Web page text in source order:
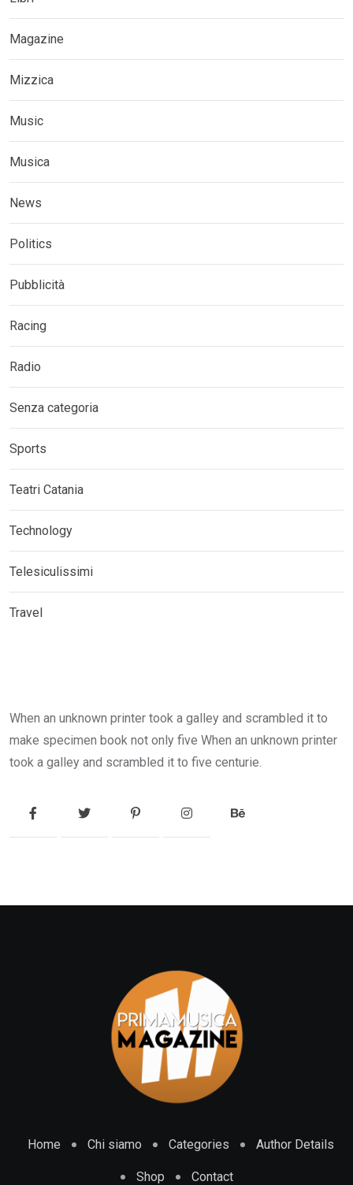
Magazine
Mizzica
Music
Musica
News
Politics
Pubblicità
Racing
Radio
Senza categoria
Sports
Teatri Catania
Technology
Telesiculissimi
Travel
When an unknown printer took a galley and scrambled it to
make specimen book not only five When an unknown printer
took a galley and scrambled it to five centurie.
Home Chi siamo Categories Author Details
Shop Contact